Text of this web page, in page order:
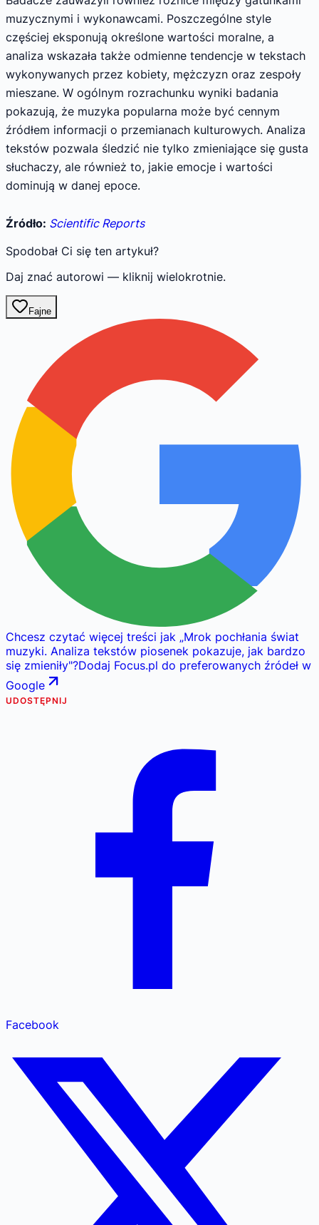
muzycznymi i wykonawcami. Poszczególne style
częściej eksponują określone wartości moralne, a
analiza wskazała także odmienne tendencje w tekstach
wykonywanych przez kobiety, mężczyzn oraz zespoły
mieszane. W ogólnym rozrachunku wyniki badania
pokazują, że muzyka popularna może być cennym
źródłem informacji o przemianach kulturowych. Analiza
tekstów pozwala śledzić nie tylko zmieniające się gusta
słuchaczy, ale również to, jakie emocje i wartości
dominują w danej epoce.
Źródło: Scientific Reports
Spodobał Ci się ten artykuł?
Daj znać autorowi — kliknij wielokrotnie.
Fajne
Chcesz czytać więcej treści jak „Mrok pochłania świat
muzyki. Analiza tekstów piosenek pokazuje, jak bardzo
się zmieniły"?Dodaj Focus.pl do preferowanych źródeł w
Google
UDOSTĘPNIJ
Facebook